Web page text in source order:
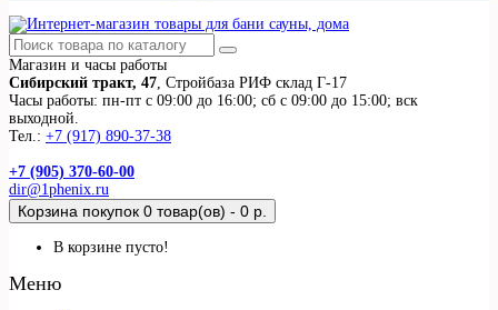
Магазин и часы работы
Сибирский тракт, 47, Стройбаза РИФ склад Г-17
Часы работы: пн-пт с 09:00 до 16:00; сб с 09:00 до 15:00; вск
выходной.
Тел.: +7 (917) 890-37-38
+7 (905) 370-60-00
dir@1phenix.ru
Корзина покупок 0 товар(ов) - 0 р.
В корзине пусто!
Меню